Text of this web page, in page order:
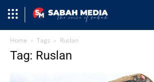
Home Tags Ruslan
Tag: Ruslan